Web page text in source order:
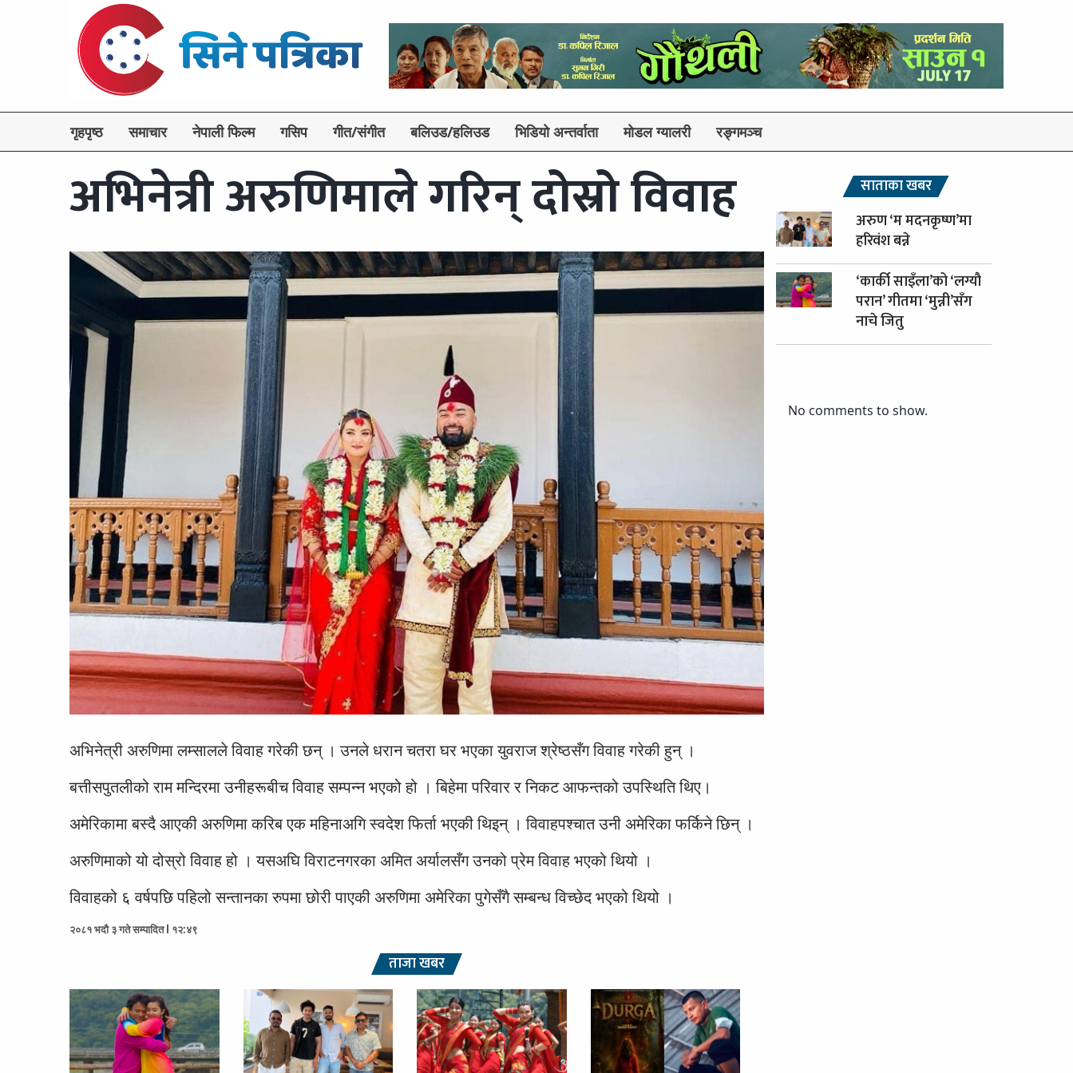
गृहपृष्ठ समाचार नेपाली फिल्म गसिप गीत/संगीत बलिउड/हलिउड भिडियो अन्तर्वाता मोडल ग्यालरी रङ्गमञ्च
अभिनेत्री अरुणिमाले गरिन् दोस्रो विवाह
अभिनेत्री अरुणिमा लम्सालले विवाह गरेकी छन् । उनले धरान चतरा घर भएका युवराज श्रेष्ठसँग विवाह गरेकी हुन् ।
बत्तीसपुतलीको राम मन्दिरमा उनीहरूबीच विवाह सम्पन्न भएको हो । बिहेमा परिवार र निकट आफन्तको उपस्थिति थिए।
अमेरिकामा बस्दै आएकी अरुणिमा करिब एक महिनाअगि स्वदेश फिर्ता भएकी थिइन् । विवाहपश्चात उनी अमेरिका फर्किने छिन् ।
अरुणिमाको यो दोस्रो विवाह हो । यसअघि विराटनगरका अमित अर्यालसँग उनको प्रेम विवाह भएको थियो ।
विवाहको ६ वर्षपछि पहिलो सन्तानका रुपमा छोरी पाएकी अरुणिमा अमेरिका पुगेसँगै सम्बन्ध विच्छेद भएको थियो ।
२०८१ भदौ ३ गते सम्पादित l १२:४९
ताजा खबर
साताका खबर
अरुण ‘म मदनकृष्ण’मा
हरिवंश बन्ने
‘कार्की साइँला’को ‘लग्यौ
परान’ गीतमा ‘मुन्नी’सँग
नाचे जितु
No comments to show.